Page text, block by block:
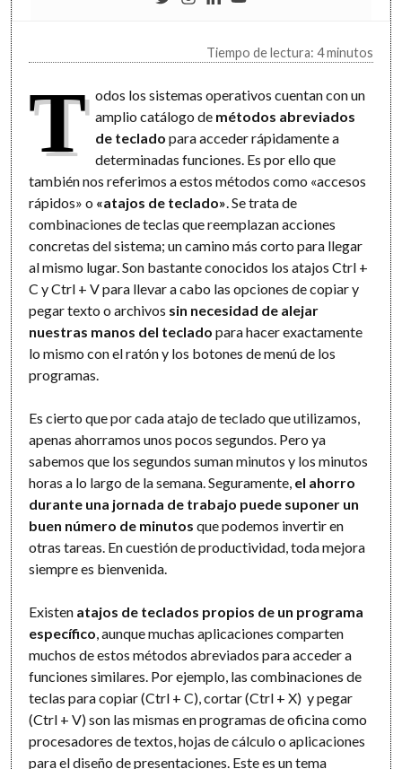
Tiempo de lectura: 4 minutos
T odos los sistemas operativos cuentan con un
amplio catálogo de métodos abreviados
de teclado para acceder rápidamente a
determinadas funciones. Es por ello que
también nos referimos a estos métodos como «accesos
rápidos» o «atajos de teclado». Se trata de
combinaciones de teclas que reemplazan acciones
concretas del sistema; un camino más corto para llegar
al mismo lugar. Son bastante conocidos los atajos Ctrl +
C y Ctrl + V para llevar a cabo las opciones de copiar y
pegar texto o archivos sin necesidad de alejar
nuestras manos del teclado para hacer exactamente
lo mismo con el ratón y los botones de menú de los
programas.
Es cierto que por cada atajo de teclado que utilizamos,
apenas ahorramos unos pocos segundos. Pero ya
sabemos que los segundos suman minutos y los minutos
horas a lo largo de la semana. Seguramente, el ahorro
durante una jornada de trabajo puede suponer un
buen número de minutos que podemos invertir en
otras tareas. En cuestión de productividad, toda mejora
siempre es bienvenida.
Existen atajos de teclados propios de un programa
específico, aunque muchas aplicaciones comparten
muchos de estos métodos abreviados para acceder a
funciones similares. Por ejemplo, las combinaciones de
teclas para copiar (Ctrl + C), cortar (Ctrl + X) y pegar
(Ctrl + V) son las mismas en programas de oficina como
procesadores de textos, hojas de cálculo o aplicaciones
para el diseño de presentaciones. Este es un tema